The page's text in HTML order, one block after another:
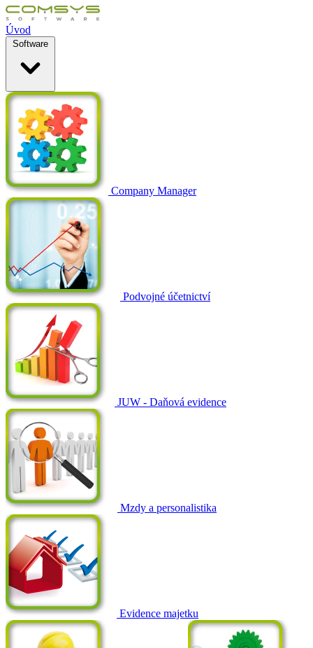
Úvod
Software
Company Manager
Podvojné účetnictví
JUW - Daňová evidence
Mzdy a personalistika
Evidence majetku